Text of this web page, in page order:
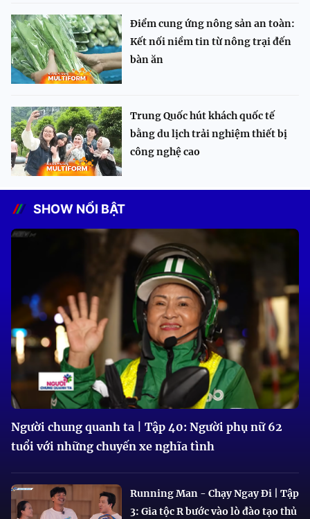
Điểm cung ứng nông sản an toàn:
Kết nối niềm tin từ nông trại đến
bàn ăn
Trung Quốc hút khách quốc tế
bằng du lịch trải nghiệm thiết bị
công nghệ cao
SHOW NỔI BẬT
Người chung quanh ta | Tập 40: Người phụ nữ 62
tuổi với những chuyến xe nghĩa tình
Running Man - Chạy Ngay Đi | Tập
3: Gia tộc R bước vào lò đào tạo thủ